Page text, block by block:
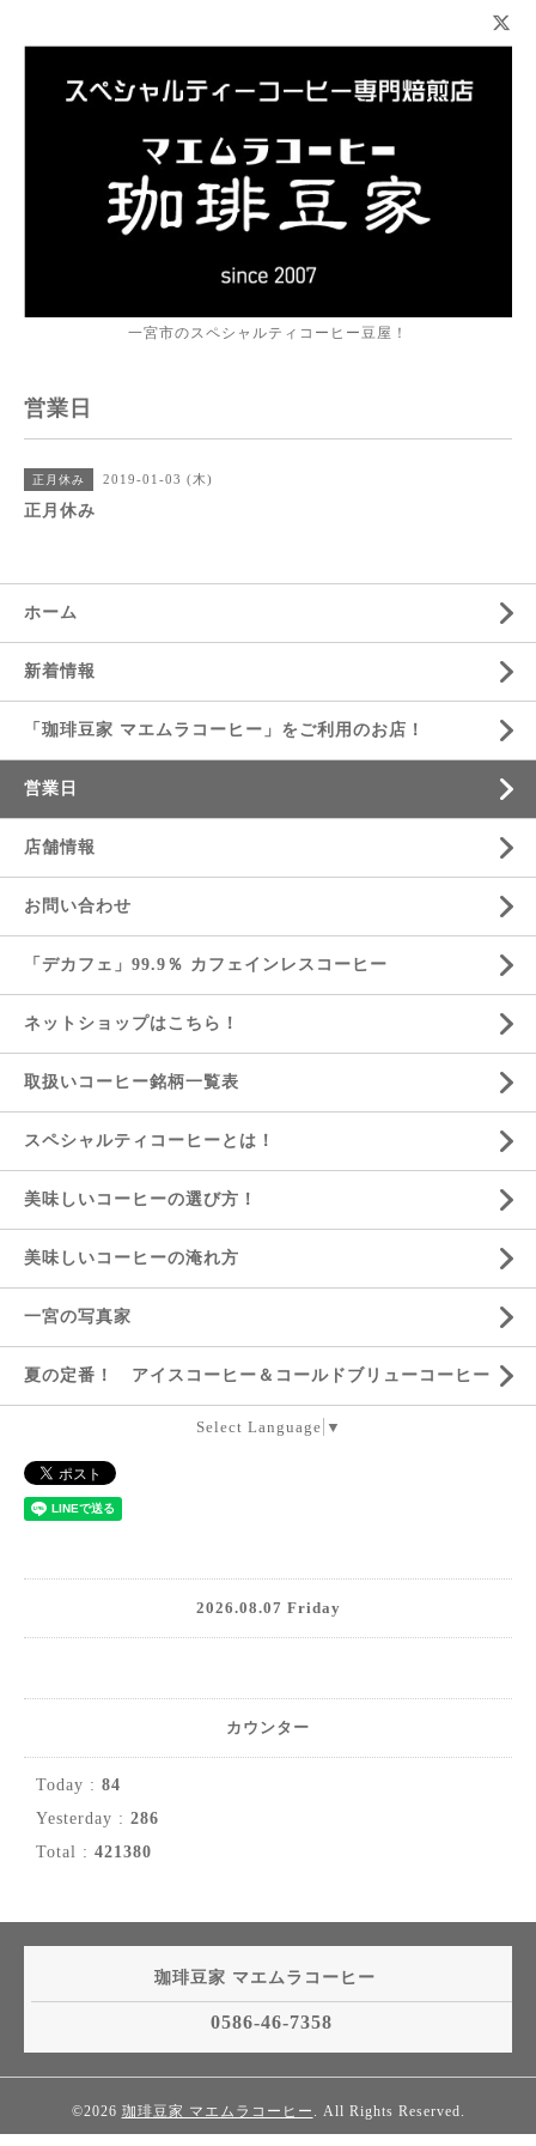
一宮市のスペシャルティコーヒー豆屋！
営業日
正月休み 2019-01-03 (木)
正月休み
ホーム
新着情報
「珈琲豆家 マエムラコーヒー」をご利用のお店！
営業日
店舗情報
お問い合わせ
「デカフェ」99.9％ カフェインレスコーヒー
ネットショップはこちら！
取扱いコーヒー銘柄一覧表
スペシャルティコーヒーとは！
美味しいコーヒーの選び方！
美味しいコーヒーの淹れ方
一宮の写真家
夏の定番！ アイスコーヒー＆コールドブリューコーヒー
Select Language ▼
2026.08.07 Friday
カウンター
Today : 84
Yesterday : 286
Total : 421380
珈琲豆家 マエムラコーヒー
0586-46-7358
©2026 珈琲豆家 マエムラコーヒー . All Rights Reserved.